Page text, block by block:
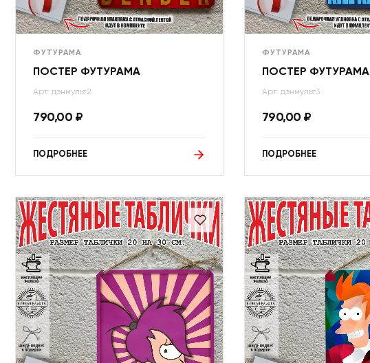
ФУТУРАМА
ПОСТЕР ФУТУРАМА
Арт: дэнмульт2
790,00 ₽
ПОДРОБНЕЕ
ФУТУРАМА
ПОСТЕР ФУТУРАМА
Арт: дэнмульт3
790,00 ₽
ПОДРОБНЕЕ